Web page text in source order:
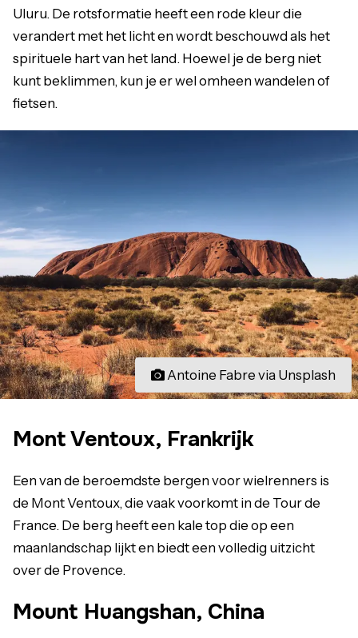
Uluru. De rotsformatie heeft een rode kleur die
verandert met het licht en wordt beschouwd als het
spirituele hart van het land. Hoewel je de berg niet
kunt beklimmen, kun je er wel omheen wandelen of
fietsen.
Antoine Fabre via Unsplash
Mont Ventoux, Frankrijk
Een van de beroemdste bergen voor wielrenners is
de Mont Ventoux, die vaak voorkomt in de Tour de
France. De berg heeft een kale top die op een
maanlandschap lijkt en biedt een volledig uitzicht
over de Provence.
Mount Huangshan, China